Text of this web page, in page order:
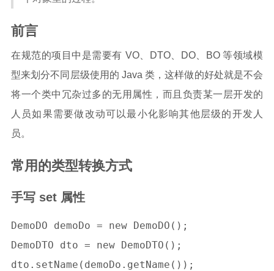
前言
在规范的项目中是需要有 VO、DTO、DO、BO 等领域模
型来划分不同层级使用的 Java 类，这样做的好处就是不会
将一个类中冗杂过多的无用属性，而且负责某一层开发的
人员如果需要做改动可以最小化影响其他层级的开发人
员。
常用的类型转换方式
手写 set 属性
DemoDO demoDo = new DemoDO();
DemoDTO dto = new DemoDTO();
dto.setName(demoDo.getName());